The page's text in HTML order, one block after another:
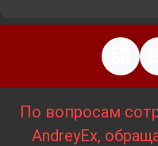
По вопросам
AndreyEx,